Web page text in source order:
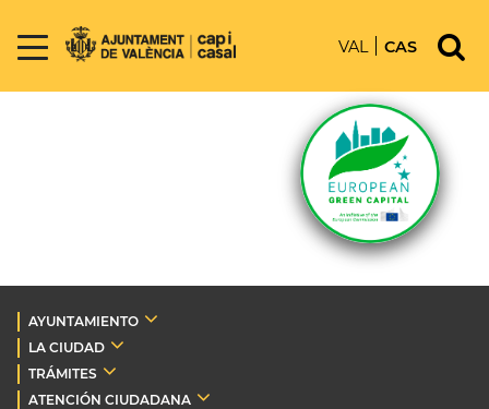
VAL CAS
AYUNTAMIENTO
LA CIUDAD
TRÁMITES
ATENCIÓN CIUDADANA